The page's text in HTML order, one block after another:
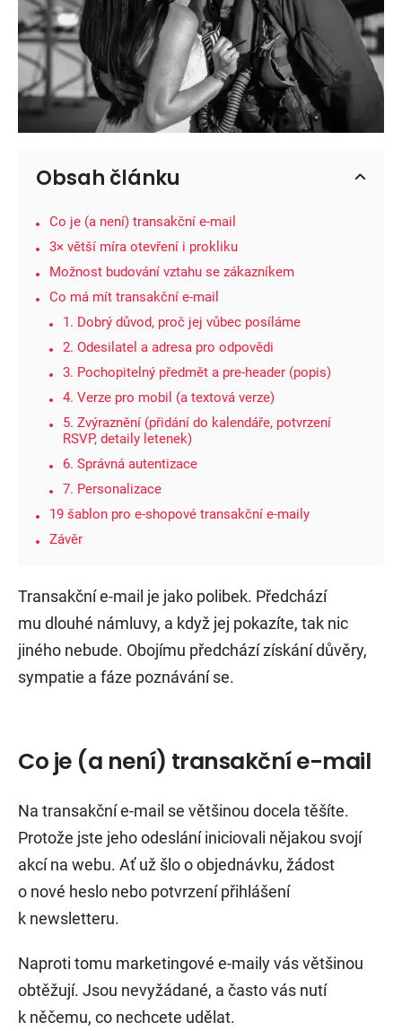
Obsah článku
Co je (a není) transakční e-mail
3× větší míra otevření i prokliku
Možnost budování vztahu se zákazníkem
Co má mít transakční e-mail
1. Dobrý důvod, proč jej vůbec posíláme
2. Odesilatel a adresa pro odpovědi
3. Pochopitelný předmět a pre-header (popis)
4. Verze pro mobil (a textová verze)
5. Zvýraznění (přidání do kalendáře, potvrzení
RSVP, detaily letenek)
6. Správná autentizace
7. Personalizace
19 šablon pro e-shopové transakční e-maily
Závěr
Transakční e-mail je jako polibek. Předchází
mu dlouhé námluvy, a když jej pokazíte, tak nic
jiného nebude. Obojímu předchází získání důvěry,
sympatie a fáze poznávání se.
Co je (a není) transakční e-mail
Na transakční e-mail se většinou docela těšíte.
Protože jste jeho odeslání iniciovali nějakou svojí
akcí na webu. Ať už šlo o objednávku, žádost
o nové heslo nebo potvrzení přihlášení
k newsletteru.
Naproti tomu marketingové e-maily vás většinou
obtěžují. Jsou nevyžádané, a často vás nutí
k něčemu, co nechcete udělat.